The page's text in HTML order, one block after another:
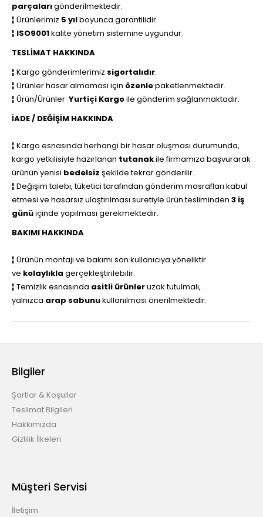
parçalarıgönderilmektedir.
¦ Ürünlerimiz 5 yılboyunca garantilidir.
¦ ISO9001kalite yönetim sistemine uygundur.
TESLİMAT HAKKINDA
¦ Kargo gönderimlerimiz sigortalıdır.
¦ Ürünler hasar almaması için özenlepaketlenmektedir.
¦ Ürün/Ürünler Yurtiçi Kargoile gönderim sağlanmaktadır.
İADE / DEĞİŞİM HAKKINDA
¦ Kargo esnasında herhangi bir hasar oluşması durumunda,
kargo yetkilisiyle hazırlanan tutanakile firmamıza başvurarak
ürünün yenisi bedelsiz şekilde tekrar gönderilir.
¦ Değişim talebi, tüketici tarafından gönderim masrafları kabul
etmesi ve hasarsız ulaştırılması suretiyle ürün tesliminden 3 iş
günüiçinde yapılması gerekmektedir.
BAKIMI HAKKINDA
¦ Ürünün montajı ve bakımı son kullanıcıya yöneliktir
ve kolaylıkla gerçekleştirilebilir.
¦ Temizlik esnasında asitli ürünleruzak tutulmalı,
yalnızca arap sabunukullanılması önerilmektedir.
Bilgiler
Şartlar & Koşullar
Teslimat Bilgileri
Hakkımızda
Gizlilik İlkeleri
Müşteri Servisi
İletişim